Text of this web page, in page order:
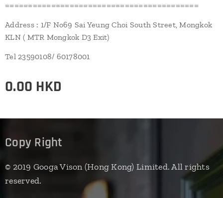
==========================================
Address : 1/F No69 Sai Yeung Choi South Street, Mongkok
KLN ( MTR Mongkok D3 Exit)
Tel 23590108/ 60178001
0.00 HKD
Copy Right
© 2019 Googa Vison (Hong Kong) Limited. All rights
reserved.